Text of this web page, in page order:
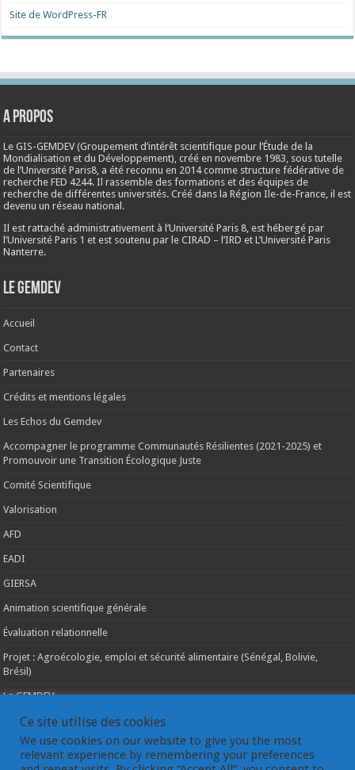
Site de WordPress-FR
A propos
Le GIS-GEMDEV (Groupement d’intérêt scientifique pour l’Étude de la
Mondialisation et du Développement), créé ennovembre 1983, sous tutelle
de l’Université Paris8, a été reconnu en 2014 comme structure fédérative de
recherche FED 4244. Il rassemble des formations et des équipes de
recherche de différentes universités. Créé dans la Région Ile-de-France, il est
devenu un réseau national.
Il est rattaché administrativement à l’Université Paris 8, est hébergé par
l’Université Paris 1 et est soutenu par le CIRAD – l’IRD et L’Université Paris
Nanterre.
Le Gemdev
Accueil
Contact
Partenaires
Crédits et mentions légales
Les Echos du Gemdev
Accompagner le programme Communautés Résilientes (2021-2025) et
Promouvoir une Transition Écologique Juste
Comité Scientifique
Valorisation
AFD
EADI
GIERSA
Animation scientifique générale
Évaluation relationnelle
Projet : Agroécologie, emploi et sécurité alimentaire (Sénégal, Bolivie,
Brésil)
Le GEMDEV
La pluridisciplinarité
La coopération internationale
Ce site utilise des cookies
We use cookies on our website to give you the most
relevant experience by remembering your preferences